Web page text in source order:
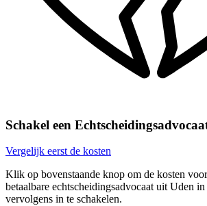
Schakel een
Vergelijk eerst de kosten
Klik op bovenstaande knop om de kosten
betaalbare echtscheidingsadvocaat uit Uden
vervolgens in te schakelen.